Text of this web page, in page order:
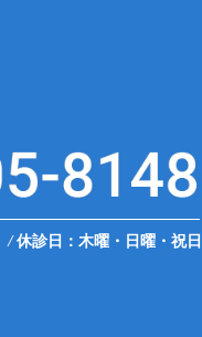
/休診日：木曜・日曜・祝日